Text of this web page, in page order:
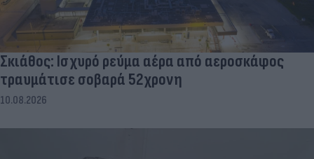
Σκιάθος: Ισχυρό ρεύμα αέρα από αεροσκάφος
τραυμάτισε σοβαρά 52χρονη
10.08.2026